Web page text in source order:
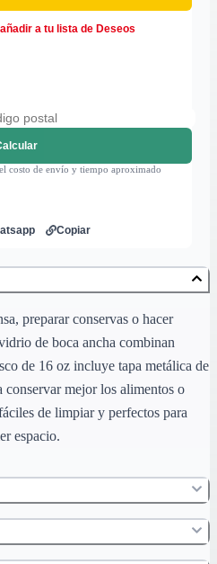
a tu lista de Deseos
costo de envío y tiempo aproximado
Copiar
preparar conservas o hacer
de boca ancha combinan
de 16 oz incluye tapa metálica de
mejor los alimentos o
de limpiar y perfectos para
espacio.